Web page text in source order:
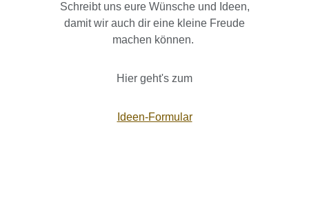
Schreibt uns eure Wünsche und Ideen,
damit wir auch dir eine kleine Freude
machen können.
Hier geht's zum
Ideen-Formular